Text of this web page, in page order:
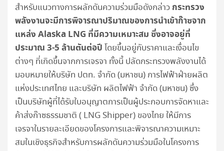
สำหรับแนวทางการผลักดันความร่วมมือดังกล่าว กระทรวง
พลังงานจะมีการพิจารณาปริมาณของการนำเข้าก๊าซจาก
แหล่ง Alaska LNG ที่มีความเหมาะสม ซึ่งอาจอยู่ที่
ประมาณ 3-5 ล้านตันต่อปี โดยขึ้นอยู่กับราคาและเงื่อนไข
ต่างๆ ที่เกิดขึ้นจากการเจรจา ทั้งนี้ ปลัดกระทรวงพลังงานได้
มอบหมายให้บริษัท ปตท. จำกัด (มหาชน) การไฟฟ้าฝ่ายผลิต
แห่งประเทศไทย และบริษัท ผลิตไฟฟ้า จำกัด (มหาชน) ซึ่ง
เป็นบริษัทผู้ที่ได้รับใบอนุญาตการเป็นผู้ประกอบการจัดหาและ
ค้าส่งก๊าซธรรมชาติ ( LNG Shipper) ของไทย ให้มีการ
เจรจาในรายละเอียดของโครงการและพิจารณาความเหมาะ
สมในเชิงธุรกิจสำหรับการผลักดันความร่วมมือในโครงการ